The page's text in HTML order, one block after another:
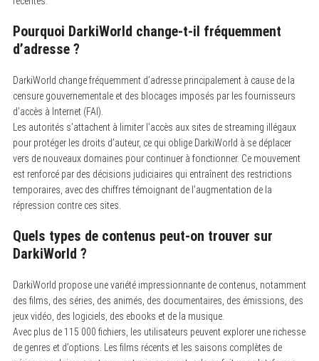
Pourquoi DarkiWorld change-t-il fréquemment
d’adresse ?
DarkiWorld change fréquemment d’adresse principalement à cause de la
censure gouvernementale et des blocages imposés par les fournisseurs
d’accès à Internet (FAI).
Les autorités s’attachent à limiter l’accès aux sites de streaming illégaux
pour protéger les droits d’auteur, ce qui oblige DarkiWorld à se déplacer
vers de nouveaux domaines pour continuer à fonctionner. Ce mouvement
est renforcé par des décisions judiciaires qui entraînent des restrictions
temporaires, avec des chiffres témoignant de l’augmentation de la
répression contre ces sites.
Quels types de contenus peut-on trouver sur
DarkiWorld ?
DarkiWorld propose une variété impressionnante de contenus, notamment
des films, des séries, des animés, des documentaires, des émissions, des
jeux vidéo, des logiciels, des ebooks et de la musique.
Avec plus de 115 000 fichiers, les utilisateurs peuvent explorer une richesse
de genres et d’options. Les films récents et les saisons complètes de